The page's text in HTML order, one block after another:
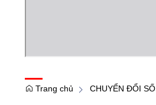
Trang chủ CHUYỂN ĐỔI SỐ